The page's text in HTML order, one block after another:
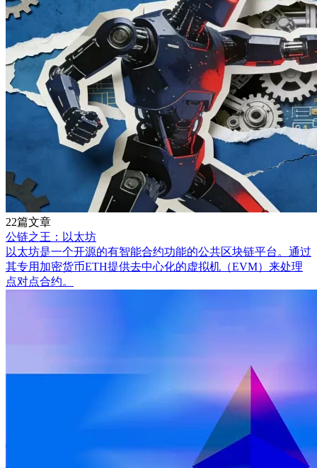
22篇文章
公链之王：以太坊
以太坊是一个开源的有智能合约功能的公共区块链平台。通过
其专用加密货币ETH提供去中心化的虚拟机（EVM）来处理
点对点合约。